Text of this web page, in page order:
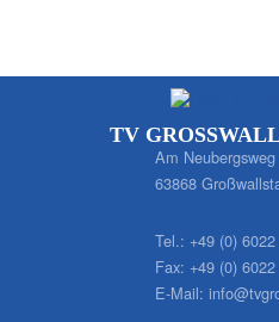
TV
Am
63868
Tel.: +49 (0)
Fax: +49 (0)
E-Mail: